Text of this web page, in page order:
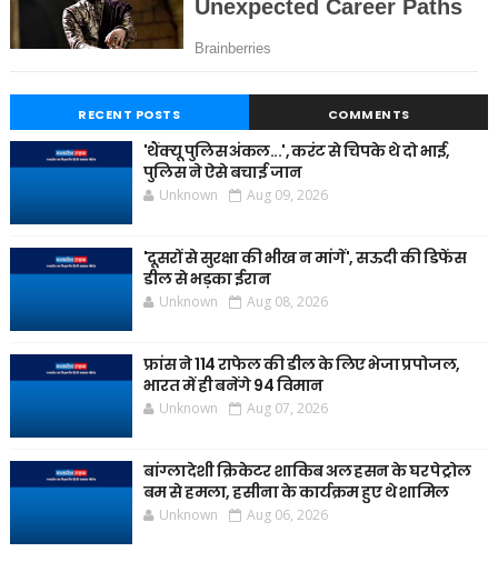
RECENT POSTS COMMENTS
'थैंक्यू पुलिस अंकल...', करंट से चिपके थे दो भाई,
पुलिस ने ऐसे बचाई जान
Unknown Aug 09, 2026
'दूसरों से सुरक्षा की भीख न मांगें', सऊदी की डिफेंस
डील से भड़का ईरान
Unknown Aug 08, 2026
फ्रांस ने 114 राफेल की डील के लिए भेजा प्रपोजल,
भारत में ही बनेंगे 94 विमान
Unknown Aug 07, 2026
बांग्लादेशी क्रिकेटर शाकिब अल हसन के घर पेट्रोल
बम से हमला, हसीना के कार्यक्रम हुए थे शामिल
Unknown Aug 06, 2026